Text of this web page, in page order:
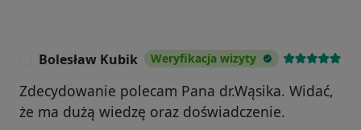
Bolesław Kubik Weryfikacja wizyty
Zdecydowanie polecam Pana dr.Wąsika. Widać,
że ma dużą wiedzę oraz doświadczenie.